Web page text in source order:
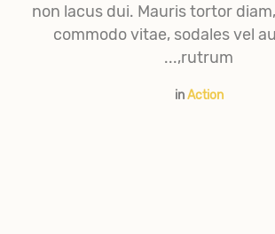
non lacus dui. Mauris tortor
commodo vitae, sodales vel
rutrum,...
inAction